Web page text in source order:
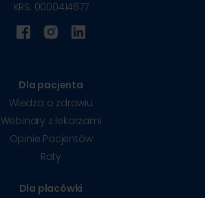
KRS: 0000414677
Dla pacjenta
Wiedza o zdrowiu
Webinary z lekarzami
Opinie Pacjentów
Raty
Dla placówki